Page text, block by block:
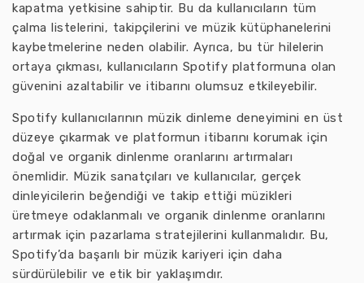
kapatma yetkisine sahiptir. Bu da kullanıcıların tüm
çalma listelerini, takipçilerini ve müzik kütüphanelerini
kaybetmelerine neden olabilir. Ayrıca, bu tür hilelerin
ortaya çıkması, kullanıcıların Spotify platformuna olan
güvenini azaltabilir ve itibarını olumsuz etkileyebilir.
Spotify kullanıcılarının müzik dinleme deneyimini en üst
düzeye çıkarmak ve platformun itibarını korumak için
doğal ve organik dinlenme oranlarını artırmaları
önemlidir. Müzik sanatçıları ve kullanıcılar, gerçek
dinleyicilerin beğendiği ve takip ettiği müzikleri
üretmeye odaklanmalı ve organik dinlenme oranlarını
artırmak için pazarlama stratejilerini kullanmalıdır. Bu,
Spotify’da başarılı bir müzik kariyeri için daha
sürdürülebilir ve etik bir yaklaşımdır.